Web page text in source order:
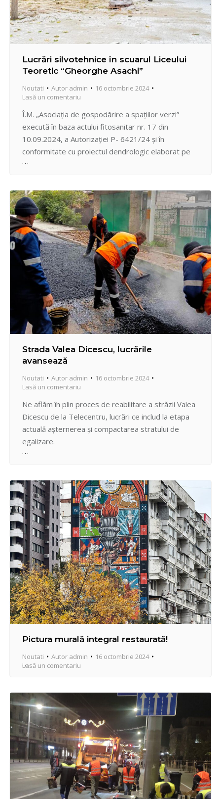
Lucrări silvotehnice în scuarul Liceului
Teoretic “Gheorghe Asachi”
Noutati Autor admin
16 octombrie 2024
Lasă un comentariu
Î.M. „Asociația de gospodărire a spațiilor verzi”
execută în baza actului fitosanitar nr. 17 din
10.09.2024, a Autorizației P- 6421/24 și în
conformitate cu proiectul dendrologic elaborat pe
lângă proiectul de reabilitare și amenajare a
în fața Liceului Teoretic “Gheorghe Asachi”.
Activitățile presupun înlocuirea copacilor care
prezentau pericol…
Strada Valea Dicescu, lucrările
avansează
Noutati Autor admin
16 octombrie 2024
Lasă un comentariu
Ne aflăm în plin proces de reabilitare a străzii Valea
Dicescu de la Telecentru, lucrări ce includ la etapa
actuală așternerea și compactarea stratului de
egalizare.
Pictura murală integral restaurată!
Noutati Autor admin
16 octombrie 2024
Lasă un comentariu